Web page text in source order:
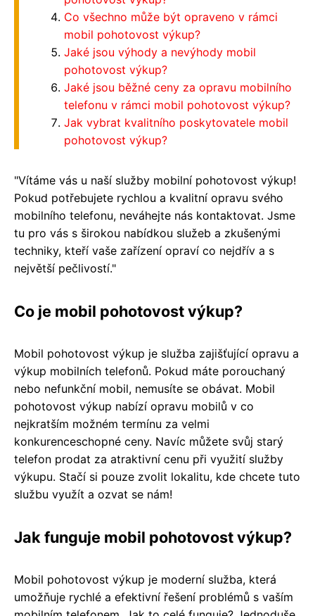
Co všechno může být opraveno v rámci
mobil pohotovost výkup?
Jaké jsou výhody a nevýhody mobil
pohotovost výkup?
Jaké jsou běžné ceny za opravu mobilního
telefonu v rámci mobil pohotovost výkup?
Jak vybrat kvalitního poskytovatele mobil
pohotovost výkup?
"Vítáme vás u naší služby mobilní pohotovost výkup!
Pokud potřebujete rychlou a kvalitní opravu svého
mobilního telefonu, neváhejte nás kontaktovat. Jsme
tu pro vás s širokou nabídkou služeb a zkušenými
techniky, kteří vaše zařízení opraví co nejdřív a s
největší pečlivostí."
Co je mobil pohotovost výkup?
Mobil pohotovost výkup je služba zajišťující opravu a
výkup mobilních telefonů. Pokud máte porouchaný
nebo nefunkční mobil, nemusíte se obávat. Mobil
pohotovost výkup nabízí opravu mobilů v co
nejkratším možném termínu za velmi
konkurenceschopné ceny. Navíc můžete svůj starý
telefon prodat za atraktivní cenu při využití služby
výkupu. Stačí si pouze zvolit lokalitu, kde chcete tuto
službu využít a ozvat se nám!
Jak funguje mobil pohotovost výkup?
Mobil pohotovost výkup je moderní služba, která
umožňuje rychlé a efektivní řešení problémů s vaším